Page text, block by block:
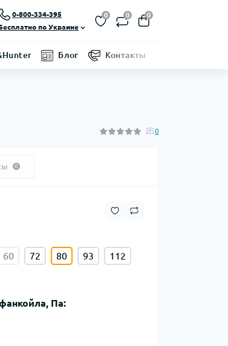
0-800-334-395
по Украине
0 0 0
Блог Контакты
0
0
60 72 80 93 112
Па: